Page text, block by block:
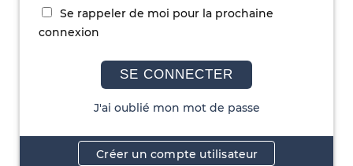
Se rappeler de moi pour la prochaine
connexion
SE CONNECTER
J'ai oublié mon mot de passe
Créer un compte utilisateur